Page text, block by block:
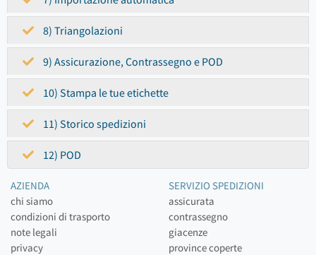
8) Triangolazioni
9) Assicurazione, Contrassegno e POD
10) Stampa le tue etichette
11) Storico spedizioni
12) POD
AZIENDA
chi siamo
condizioni di trasporto
note legali
privacy
SERVIZIO SPEDIZIONI
assicurata
contrassegno
giacenze
province coperte